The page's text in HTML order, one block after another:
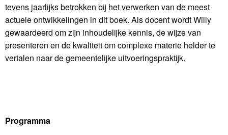
tevens jaarlijks betrokken bij het verwerken van de meest
actuele ontwikkelingen in dit boek. Als docent wordt Willy
gewaardeerd om zijn inhoudelijke kennis, de wijze van
presenteren en de kwaliteit om complexe materie helder te
vertalen naar de gemeentelijke uitvoeringspraktijk.
Programma